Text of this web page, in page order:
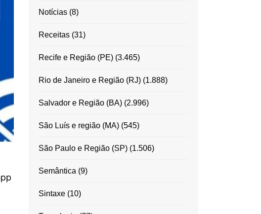
Notícias(8)
Receitas(31)
Recife e Região (PE)(3.465)
Rio de Janeiro e Região (RJ)(1.888)
Salvador e Região (BA)(2.996)
São Luís e região (MA)(545)
São Paulo e Região (SP)(1.506)
Semântica (9)
Sintaxe(10)